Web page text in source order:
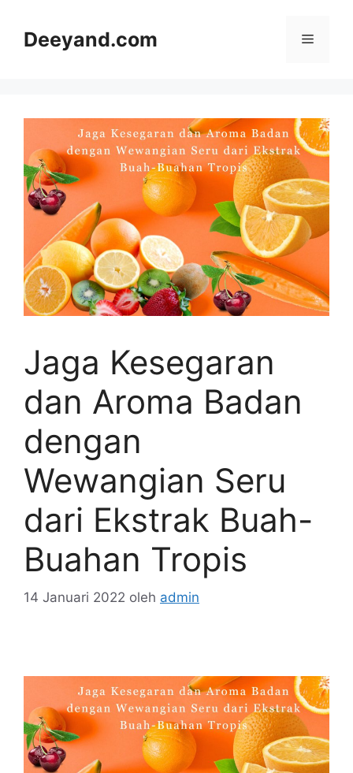
Deeyand.com Menu
Jaga Kesegaran
dan Aroma Badan
dengan
Wewangian Seru
dari Ekstrak Buah-
Buahan Tropis
14 Januari 2022 oleh admin